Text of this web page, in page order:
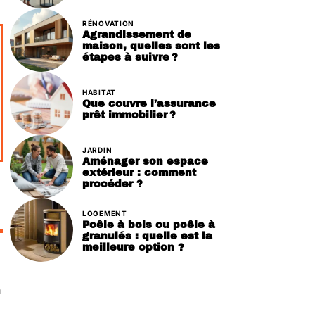
RÉNOVATION
Agrandissement de
maison, quelles sont les
étapes à suivre ?
HABITAT
Que couvre l’assurance
prêt immobilier ?
JARDIN
Aménager son espace
extérieur : comment
procéder ?
LOGEMENT
Poêle à bois ou poêle à
granulés : quelle est la
meilleure option ?